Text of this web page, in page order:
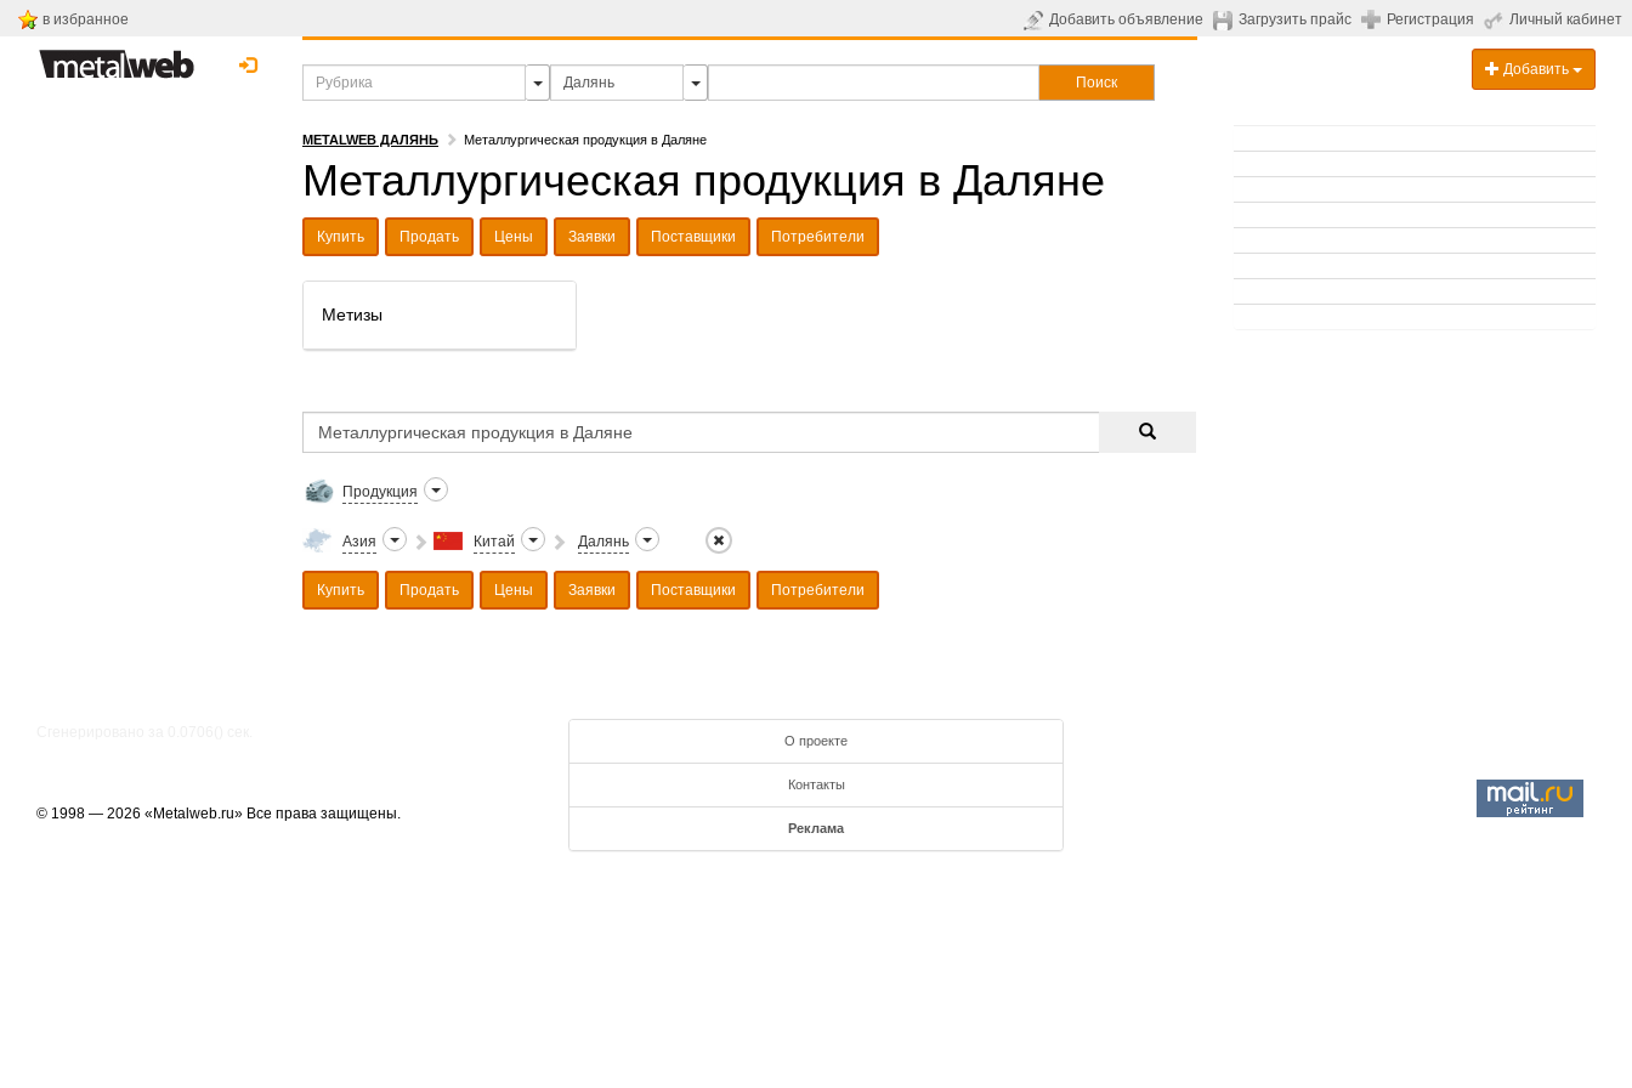
в избранное Добавить объявление Загрузить прайс Регистрация Личный кабинет
Поиск
Добавить
METALWEB ДАЛЯНЬ Металлургическая продукция в Даляне
Металлургическая продукция в Даляне
Купить Продать Цены Заявки Поставщики Потребители
Метизы
Продукция
Азия Китай Далянь
Купить Продать Цены Заявки Поставщики Потребители
© 1998 — 2026 «Metalweb.ru» Все права защищены.
О проекте
Контакты
Реклама